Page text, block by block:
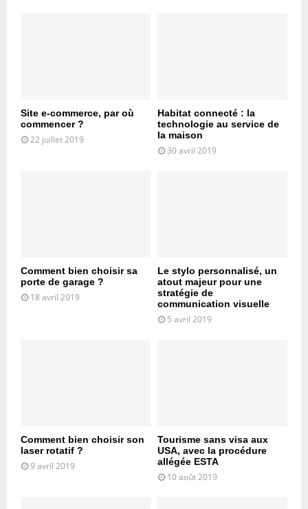
Site e-commerce, par où
commencer ?
22 juillet 2019
Habitat connecté : la
technologie au service de
la maison
30 avril 2019
Comment bien choisir sa
porte de garage ?
18 avril 2019
Le stylo personnalisé, un
atout majeur pour une
stratégie de
communication visuelle
5 avril 2019
Comment bien choisir son
laser rotatif ?
9 avril 2019
Tourisme sans visa aux
USA, avec la procédure
allégée ESTA
10 août 2019